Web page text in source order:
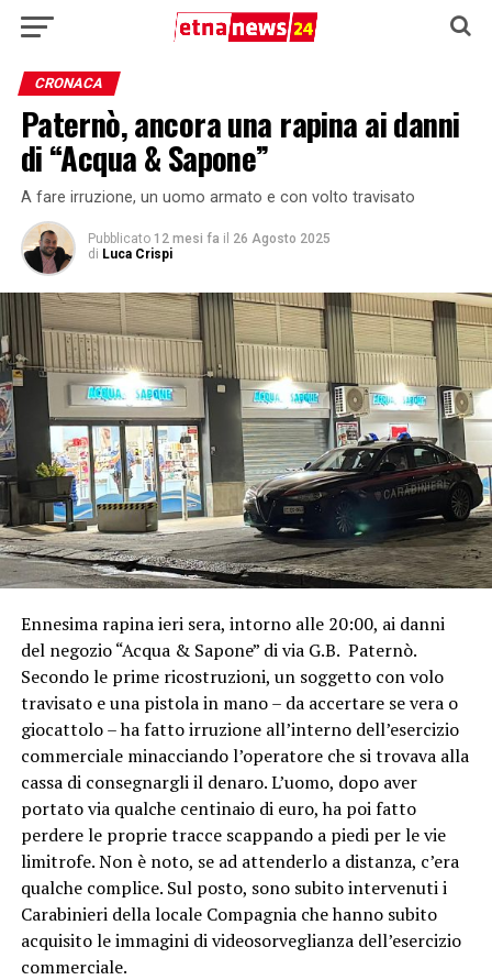
CRONACA
Paternò, ancora una rapina ai danni
di “Acqua & Sapone”
A fare irruzione, un uomo armato e con volto travisato
Pubblicato 12 mesi fa il 26 Agosto 2025
di Luca Crispi
Ennesima rapina ieri sera, intorno alle 20:00, ai danni
del negozio “Acqua & Sapone” di via G.B. Paternò.
Secondo le prime ricostruzioni, un soggetto con volo
travisato e una pistola in mano – da accertare se vera o
giocattolo – ha fatto irruzione all’interno dell’esercizio
commerciale minacciando l’operatore che si trovava alla
cassa di consegnargli il denaro. L’uomo, dopo aver
portato via qualche centinaio di euro, ha poi fatto
perdere le proprie tracce scappando a piedi per le vie
limitrofe. Non è noto, se ad attenderlo a distanza, c’era
qualche complice. Sul posto, sono subito intervenuti i
Carabinieri della locale Compagnia che hanno subito
acquisito le immagini di videosorveglianza dell’esercizio
commerciale.